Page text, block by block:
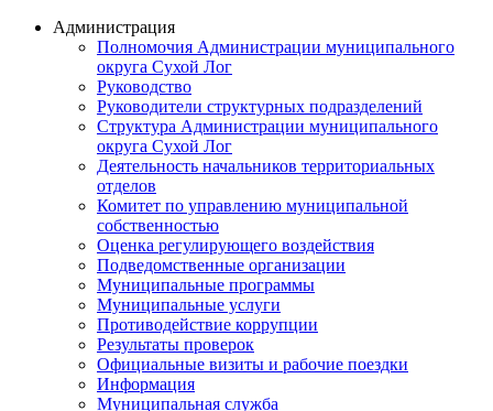
Администрация
Полномочия Администрации муниципального
округа Сухой Лог
Руководство
Руководители структурных подразделений
Структура Администрации муниципального
округа Сухой Лог
Деятельность начальников территориальных
отделов
Комитет по управлению муниципальной
собственностью
Оценка регулирующего воздействия
Подведомственные организации
Муниципальные программы
Муниципальные услуги
Противодействие коррупции
Результаты проверок
Официальные визиты и рабочие поездки
Информация
Муниципальная служба